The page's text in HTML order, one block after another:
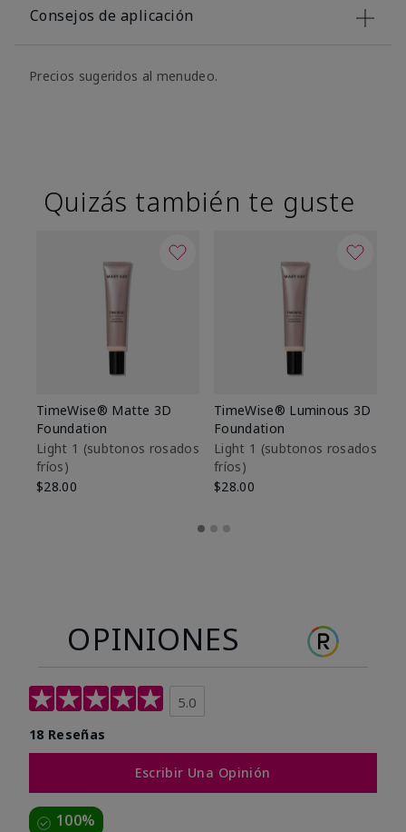
Consejos de aplicación
Precios sugeridos al menudeo.
Quizás también te guste
TimeWise® Matte 3D
Foundation
Light 1​ (subtonos rosados
fríos)
$28.00
TimeWise® Luminous 3D
Foundation
Light 1​ (subtonos rosados
fríos)
$28.00
OPINIONES
5.0
18 Reseñas
Escribir Una Opinión
100%